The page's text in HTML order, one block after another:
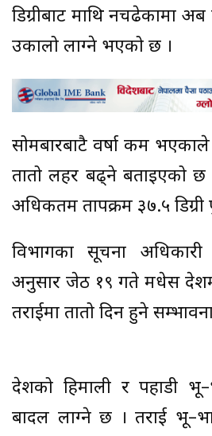
डिग्रीबाट माथि नचढेकामा अब
उकालो लाग्ने भएको छ ।
सोमबारबाटै वर्षा कम भएकाले
तातो लहर बढ्ने बताइएको छ
अधिकतम तापक्रम ३७.५
विभागका सूचना
अनुसार जेठ १९ गते मधेस
तराईमा तातो दिन हुने
देशको हिमाली र पहाडी
बादल लाग्ने छ । तराई